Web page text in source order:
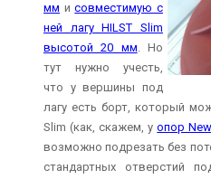
мм исовместимую с
ней лагу HILST Slim
высотой 20 мм. Но
тут нужно учесть,
что у вершины под
лагу есть борт, который
Slim (как, скажем, уопор
возможно подрезать без
стандартных отверстий